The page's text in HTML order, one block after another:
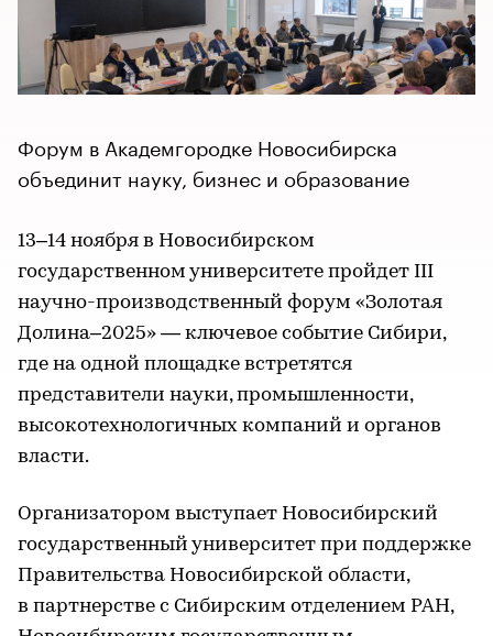
Форум в Академгородке Новосибирска
объединит науку, бизнес и образование
13–14 ноября в Новосибирском
государственном университете пройдет III
научно-производственный форум «Золотая
Долина–2025» — ключевое событие Сибири,
где на одной площадке встретятся
представители науки, промышленности,
высокотехнологичных компаний и органов
власти.
Организатором выступает Новосибирский
государственный университет при поддержке
Правительства Новосибирской области,
в партнерстве с Сибирским отделением РАН,